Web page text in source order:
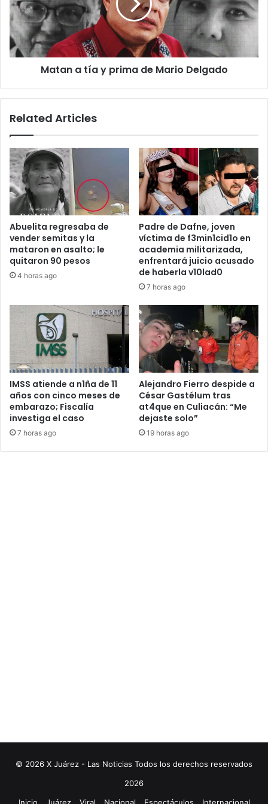
prima
de
Mario
Delgado
Matan a tía y prima de Mario Delgado
Related Articles
Abuelita regresaba de
vender semitas y la
mataron en asalto; le
quitaron 90 pesos
4 horas ago
Padre de Dafne, joven
víctima de f3min1cid1o en
academia militarizada,
enfrentará juicio acusado
de haberla v10lad0
7 horas ago
IMSS atiende a n1ña de 11
años con cinco meses de
embarazo; Fiscalía
investiga el caso
7 horas ago
Alejandro Fierro despide a
César Gastélum tras
at4que en Culiacán: “Me
dejaste solo”
19 horas ago
© 2026 X Juárez - Las Noticias Todos los derechos reservados
2026
Inicio
Juárez Viral Nacional Espectáculos Internacional